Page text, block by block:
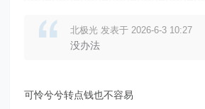
北极光 发表于 2026-6-3 10:27
没办法
可怜兮兮转点钱也不容易